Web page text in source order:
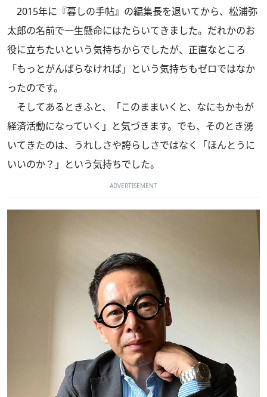
2015年に『暮しの手帖』の編集長を退いてから、松浦弥
太郎の名前で一生懸命にはたらいてきました。だれかのお
役に立ちたいという気持ちからでしたが、正直なところ
「もっとがんばらなければ」という気持ちもゼロではなか
ったのです。
そしてあるときふと、「このままいくと、なにもかもが
経済活動になっていく」と気づきます。でも、そのとき湧
いてきたのは、うれしさや誇らしさではなく「ほんとうに
いいのか？」という気持ちでした。
ADVERTISEMENT